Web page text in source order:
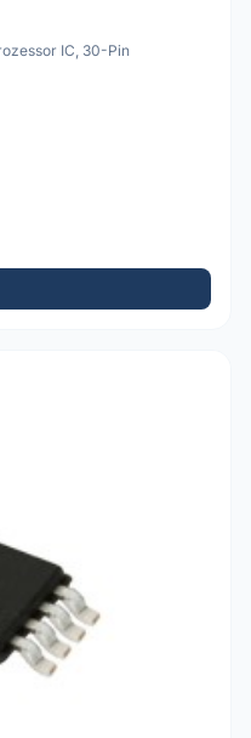
IC, 30-Pin